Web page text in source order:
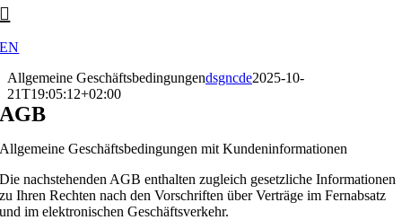
EN
Allgemeine Geschäftsbedingungendsgncde2025-10-
21T19:05:12+02:00
AGB
Allgemeine Geschäftsbedingungen mit Kundeninformationen
Die nachstehenden AGB enthalten zugleich gesetzliche Informationen
zu Ihren Rechten nach den Vorschriften über Verträge im Fernabsatz
und im elektronischen Geschäftsverkehr.